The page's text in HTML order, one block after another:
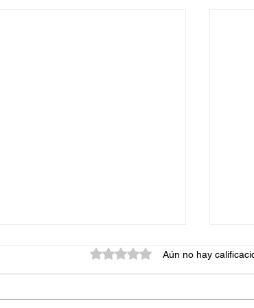
Obtuvo 0 de 5 estrellas.
Aún no hay